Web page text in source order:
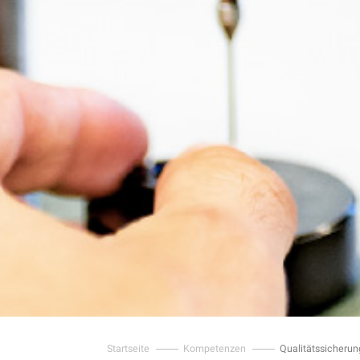
Startseite Kompetenzen